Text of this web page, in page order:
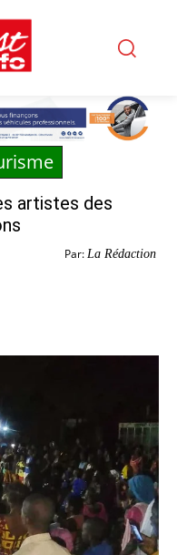
artistes des
Par: La Rédaction